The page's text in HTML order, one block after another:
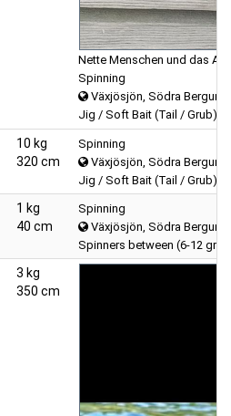
Nette Menschen und das
Spinning
Växjösjön, Södra
Jig / Soft Bait (Tail / Grub)
10 kg
320 cm
Spinning
Växjösjön, Södra
Jig / Soft Bait (Tail / Grub)
1 kg
40 cm
Spinning
Växjösjön, Södra
Spinners between (6-12
3 kg
350 cm